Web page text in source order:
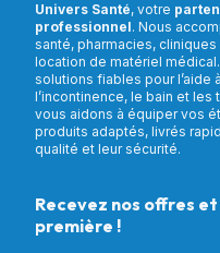
Univers Santé, votre
professionnel. Nous
santé, pharmacies, cliniques
location de matériel
solutions fiables pour l’aide
l’incontinence, le bain et
vous aidons à équiper vos
produits adaptés, livrés
qualité et leur sécurité.
Recevez nos offres
première !